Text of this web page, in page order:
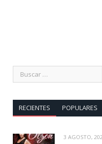
RECIENTES POPULARES
3 AGOSTO,